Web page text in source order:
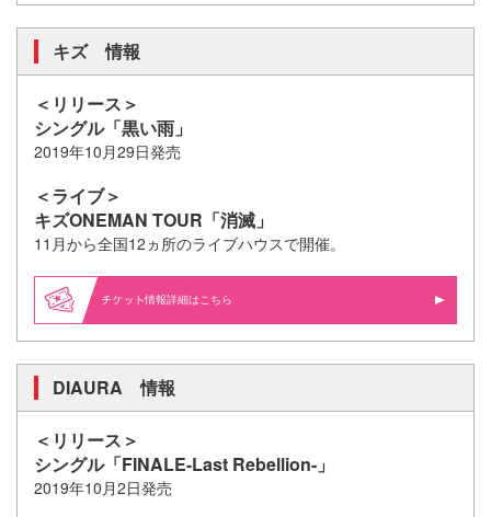
キズ 情報
＜リリース＞
シングル「黒い雨」
2019年10月29日発売
＜ライブ＞
キズONEMAN TOUR「消滅」
11月から全国12ヵ所のライブハウスで開催。
情報詳細はこちら
DIAURA 情報
＜リリース＞
シングル「FINALE-Last Rebellion-」
2019年10月2日発売